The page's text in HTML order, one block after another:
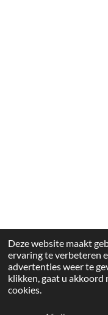
Deze website maakt
ervaring te verbeteren
advertenties weer te
klikken, gaat u akkoord
cookies.
© 2024 - 2026